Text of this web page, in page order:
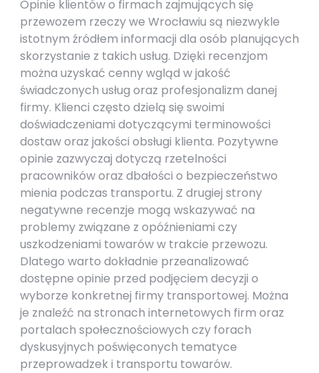
Opinie klientów o firmach zajmujących się
przewozem rzeczy we Wrocławiu są niezwykle
istotnym źródłem informacji dla osób planujących
skorzystanie z takich usług. Dzięki recenzjom
można uzyskać cenny wgląd w jakość
świadczonych usług oraz profesjonalizm danej
firmy. Klienci często dzielą się swoimi
doświadczeniami dotyczącymi terminowości
dostaw oraz jakości obsługi klienta. Pozytywne
opinie zazwyczaj dotyczą rzetelności
pracowników oraz dbałości o bezpieczeństwo
mienia podczas transportu. Z drugiej strony
negatywne recenzje mogą wskazywać na
problemy związane z opóźnieniami czy
uszkodzeniami towarów w trakcie przewozu.
Dlatego warto dokładnie przeanalizować
dostępne opinie przed podjęciem decyzji o
wyborze konkretnej firmy transportowej. Można
je znaleźć na stronach internetowych firm oraz
portalach społecznościowych czy forach
dyskusyjnych poświęconych tematyce
przeprowadzek i transportu towarów.